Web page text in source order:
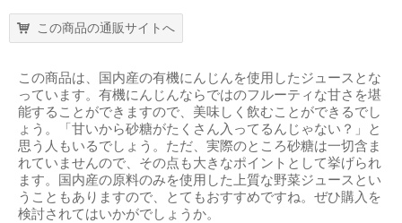
この商品の通販サイトへ
この商品は、国内産の有機にんじんを使用したジュースとな
っています。有機にんじんならではのフルーティな甘さを堪
能することができますので、美味しく飲むことができるでし
ょう。「甘いから砂糖がたくさん入ってるんじゃない？」と
思う人もいるでしょう。ただ、実際のところ砂糖は一切含ま
れていませんので、その点も大きなポイントとして挙げられ
ます。国内産の原料のみを使用した上質な野菜ジュースとい
うこともありますので、とてもおすすめですね。ぜひ購入を
検討されてはいかがでしょうか。